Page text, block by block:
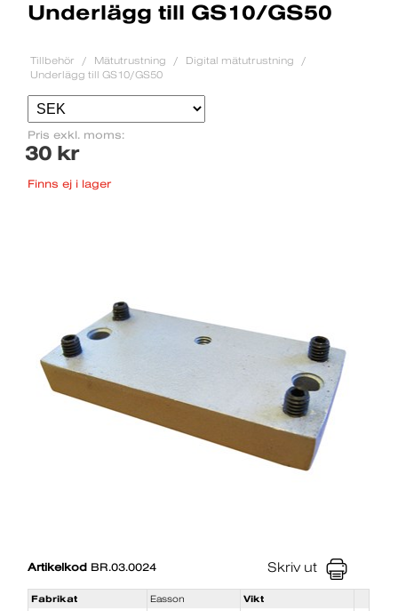
Underlägg till GS10/GS50
Tillbehör Mätutrustning
Digital mätutrustning
Underlägg till GS10/GS50
Pris exkl. moms:
30 kr
Finns ej i lager
Artikelkod BR.03.0024 Skriv ut
Fabrikat Easson
Vikt